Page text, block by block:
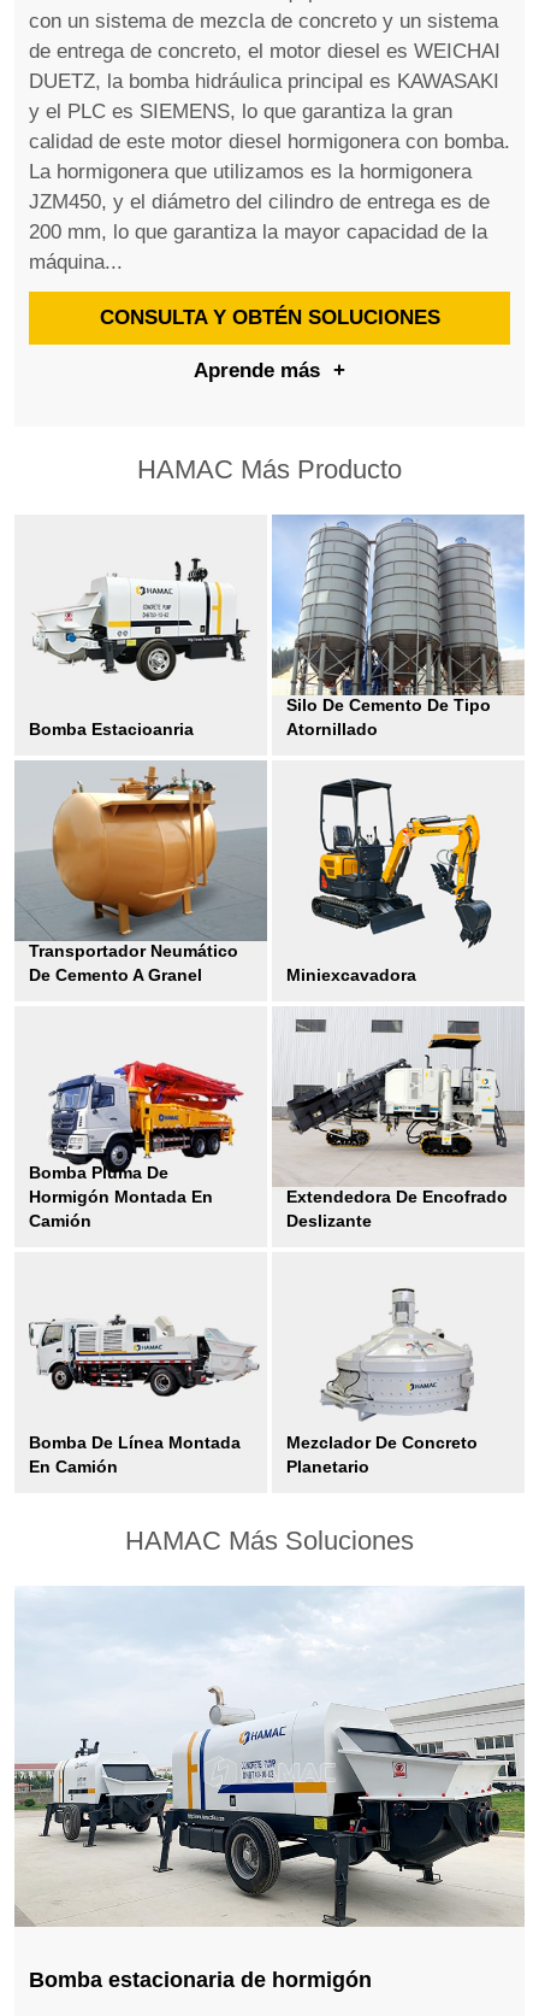
con un sistema de mezcla de concreto y un sistema
de entrega de concreto, el motor diesel es WEICHAI
DUETZ, la bomba hidráulica principal es KAWASAKI
y el PLC es SIEMENS, lo que garantiza la gran
calidad de este motor diesel hormigonera con bomba.
La hormigonera que utilizamos es la hormigonera
JZM450, y el diámetro del cilindro de entrega es de
200 mm, lo que garantiza la mayor capacidad de la
máquina...
CONSULTA Y OBTÉN SOLUCIONES
Aprende más +
HAMAC Más Producto
Bomba Estacioanria
Silo De Cemento De Tipo
Atornillado
Transportador Neumático
De Cemento A Granel
Miniexcavadora
Bomba Pluma De
Hormigón Montada En
Camión
Extendedora De Encofrado
Deslizante
Bomba De Línea Montada
En Camión
Mezclador De Concreto
Planetario
HAMAC Más Soluciones
Bomba estacionaria de hormigón